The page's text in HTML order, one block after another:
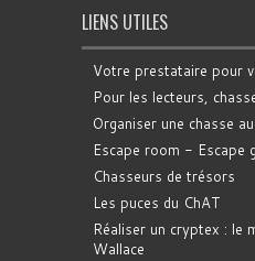
LIENS UTILES
Votre prestataire pour
Pour les lecteurs,
Organiser une chasse
Escape room - Escape
Chasseurs de trésors
Les puces du ChAT
Réaliser un cryptex : le
Wallace